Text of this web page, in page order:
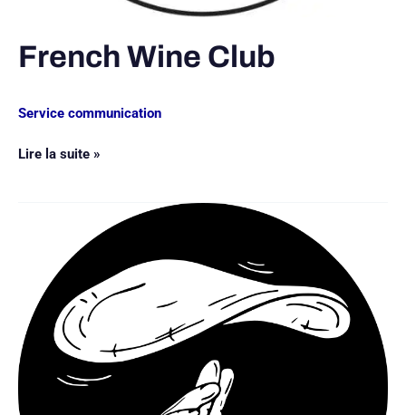
French Wine Club
Service communication
Lire la suite »
(pizzéria)